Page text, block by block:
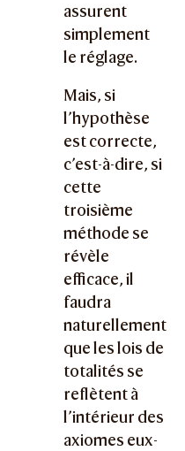
assurent
simplement
le réglage.
Mais, si
l’hypothèse
est correcte,
c’est-à-dire, si
cette
troisième
méthode se
révèle
efficace, il
faudra
naturellement
que les lois de
totalités se
reflètent à
l’intérieur des
axiomes eux-